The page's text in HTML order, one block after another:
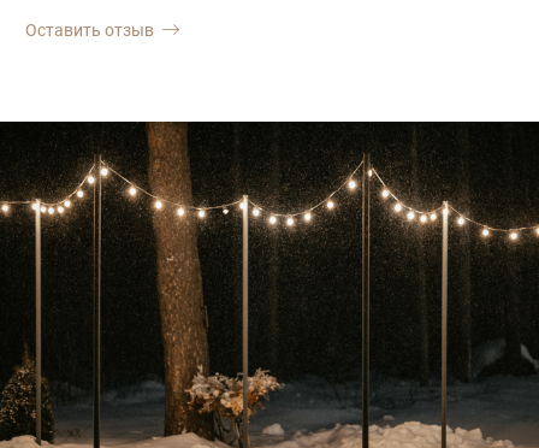
Оставить отзыв